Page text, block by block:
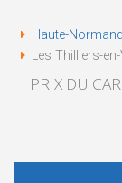
Haute-
Les Thilliers-
PRIX DU